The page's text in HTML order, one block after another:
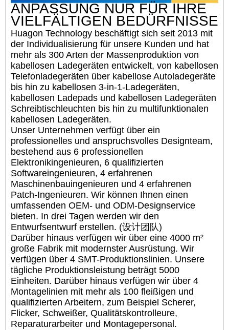
ANPASSUNG NUR FÜR IHRE
VIELFÄLTIGEN BEDÜRFNISSE
Huagon Technology beschäftigt sich seit 2013 mit
der Individualisierung für unsere Kunden und hat
mehr als 300 Arten der Massenproduktion von
kabellosen Ladegeräten entwickelt, von kabellosen
Telefonladegeräten über kabellose Autoladegeräte
bis hin zu kabellosen 3-in-1-Ladegeräten,
kabellosen Ladepads und kabellosen Ladegeräten
Schreibtischleuchten bis hin zu multifunktionalen
kabellosen Ladegeräten.
Unser Unternehmen verfügt über ein
professionelles und anspruchsvolles Designteam,
bestehend aus 6 professionellen
Elektronikingenieuren, 6 qualifizierten
Softwareingenieuren, 4 erfahrenen
Maschinenbauingenieuren und 4 erfahrenen
Patch-Ingenieuren. Wir können Ihnen einen
umfassenden OEM- und ODM-Designservice
bieten. In drei Tagen werden wir den
Entwurfsentwurf erstellen. (设计团队)
Darüber hinaus verfügen wir über eine 4000 m²
große Fabrik mit modernster Ausrüstung. Wir
verfügen über 4 SMT-Produktionslinien. Unsere
tägliche Produktionsleistung beträgt 5000
Einheiten. Darüber hinaus verfügen wir über 4
Montagelinien mit mehr als 100 fleißigen und
qualifizierten Arbeitern, zum Beispiel Scherer,
Flicker, Schweißer, Qualitätskontrolleure,
Reparaturarbeiter und Montagepersonal.